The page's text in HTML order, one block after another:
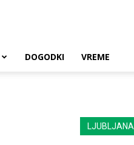
DOGODKI VREME
LJUBLJANA